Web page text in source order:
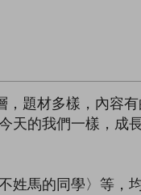
題材多樣，內容
天的我們一樣，成
馬的同學〉等，